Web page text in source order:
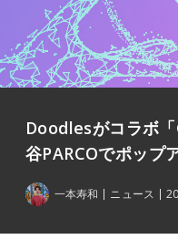
Doodlesがコラボ
谷PARCOでポップ
一本寿和 ニュース